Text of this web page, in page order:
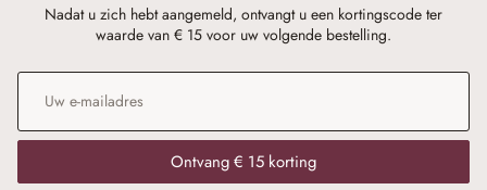
Nadat u zich hebt aangemeld, ontvangt u een kortingscode ter
waarde van € 15 voor uw volgende bestelling.
E-mailadres
Ontvang € 15 korting